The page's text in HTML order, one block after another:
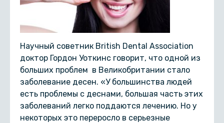
Научный советник British Dental Association
доктор Гордон Уоткинс говорит, что одной из
больших проблем в Великобритании стало
заболевание десен. «У большинства людей
есть проблемы с деснами, большая часть этих
заболеваний легко поддаются лечению. Но у
некоторых это переросло в серьезные